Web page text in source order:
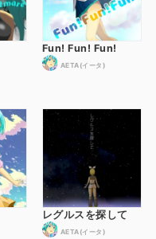
Fun! Fun! Fun!
AETA(イータ)
レグルスを探して
AETA(イータ)